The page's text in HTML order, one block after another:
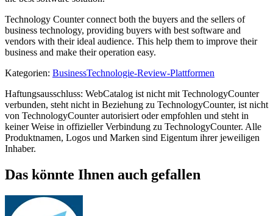
Technology Counter connect both the buyers and the sellers of
business technology, providing buyers with best software and
vendors with their ideal audience. This help them to improve their
business and make their operation easy.
Kategorien: BusinessTechnologie-Review-Plattformen
Haftungsausschluss: WebCatalog ist nicht mit TechnologyCounter
verbunden, steht nicht in Beziehung zu TechnologyCounter, ist nicht
von TechnologyCounter autorisiert oder empfohlen und steht in
keiner Weise in offizieller Verbindung zu TechnologyCounter. Alle
Produktnamen, Logos und Marken sind Eigentum ihrer jeweiligen
Inhaber.
Das könnte Ihnen auch gefallen